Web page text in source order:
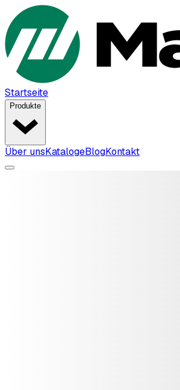
Startseite
Produkte
Über unsKatalogeBlogKontakt